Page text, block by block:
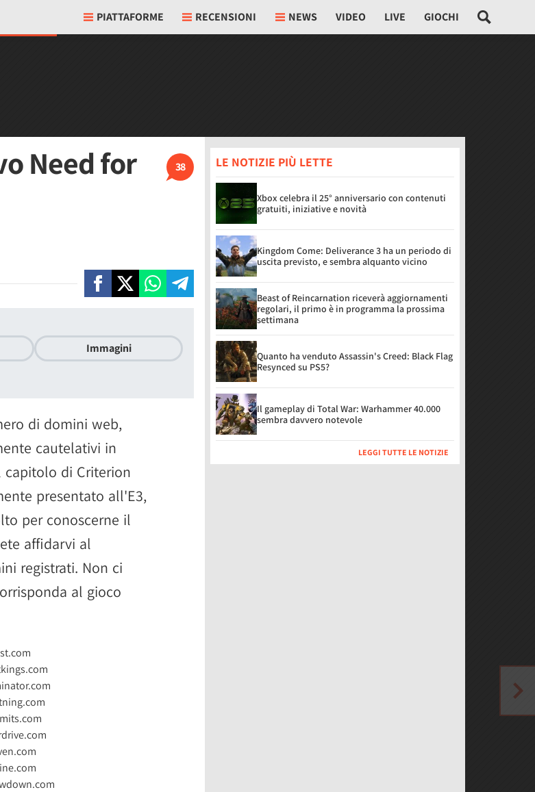
PIATTAFORME RECENSIONI NEWS VIDEO LIVE GIOCHI
38
Need for
Immagini
di domini web,
cautelativi in
di Criterion
presentato all'E3,
per conoscerne il
affidarvi al
registrati. Non ci
al gioco
LE NOTIZIE PIÙ LETTE
Xbox celebra il 25° anniversario con contenuti
gratuiti, iniziative e novità
Kingdom Come: Deliverance 3 ha un periodo di
uscita previsto, e sembra alquanto vicino
Beast of Reincarnation riceverà aggiornamenti
regolari, il primo è in programma la prossima
settimana
Quanto ha venduto Assassin's Creed: Black Flag
Resynced su PS5?
Il gameplay di Total War: Warhammer 40.000
sembra davvero notevole
LEGGI TUTTE LE NOTIZIE